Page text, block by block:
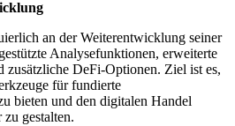
an der Weiterentwicklung seiner
Analysefunktionen, erweiterte
zusätzliche DeFi-Optionen. Ziel ist es,
für fundierte
bieten und den digitalen Handel
gestalten.